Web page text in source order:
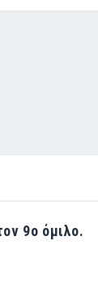
9ο όμιλο.